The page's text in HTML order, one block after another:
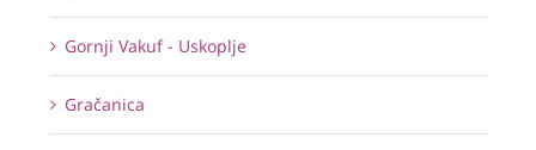
Gornji Vakuf - Uskoplje
Gračanica